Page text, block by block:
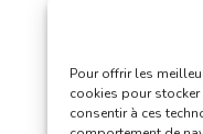
Pour offrir les
cookies pour
consentir à ces